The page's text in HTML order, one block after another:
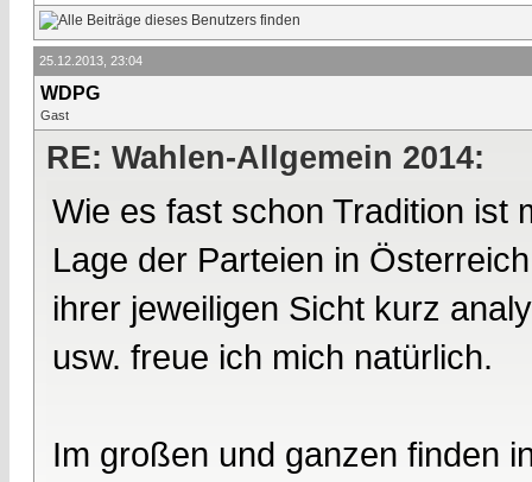
25.12.2013, 23:04
WDPG
Gast
RE: Wahlen-Allgemein 2014:
Wie es fast schon Tradition ist
Lage der Parteien in
ihrer jeweiligen Sicht kurz
usw. freue ich mich natürlich.
Im großen und ganzen finden